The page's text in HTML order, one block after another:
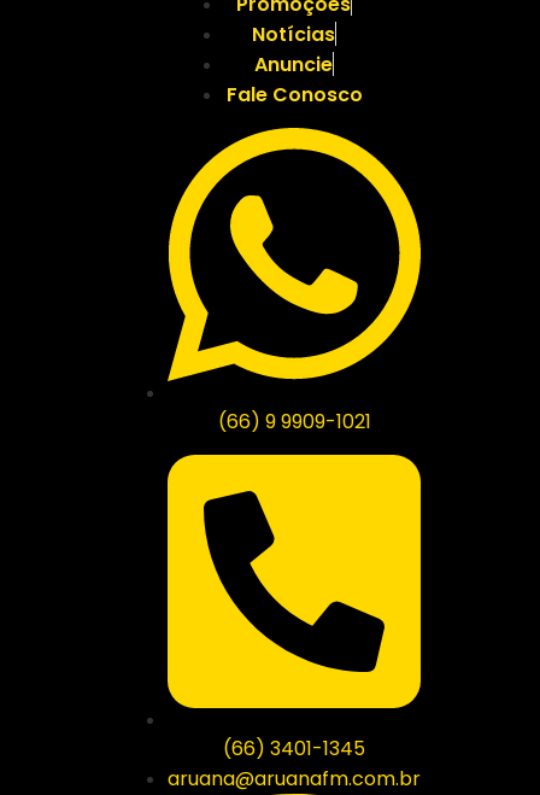
Notícias
Anuncie
Fale Conosco
(66) 9 9909-1021
(66) 3401-1345
aruana@aruanafm.com.br